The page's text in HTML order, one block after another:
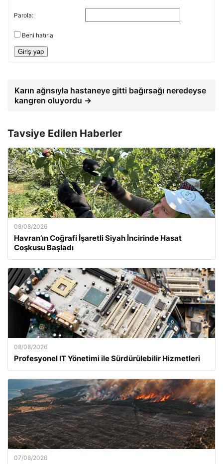
Parola:
Beni hatırla
Giriş yap
Karın ağrısıyla hastaneye gitti bağırsağı neredeyse
kangren oluyordu →
Tavsiye Edilen Haberler
08/08/2026
Havran’ın Coğrafi İşaretli Siyah İncirinde Hasat
Coşkusu Başladı
08/08/2026
Profesyonel IT Yönetimi ile Sürdürülebilir Hizmetleri
07/08/2026